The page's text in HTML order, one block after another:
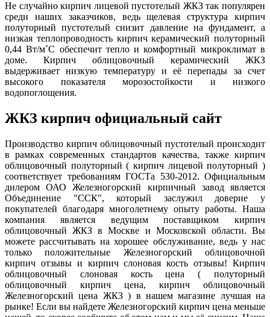
Не случайно кирпич лицевой пустотелый ЖКЗ так популярен
среди наших заказчиков, ведь щелевая структура кирпич
полуторный пустотелый снизит давление на фундамент, а
низкая теплопроводность кирпич керамический полуторный
0,44 Вт/м˚С обеспечит тепло и комфортный микроклимат в
доме. Кирпич облицовочный керамический ЖКЗ
выдерживает низкую температуру и её перепады за счет
высокого показателя морозостойкости и низкого
водопоглощения.
ЖКЗ кирпич официальный сайт
Производство кирпич облицовочный пустотелый происходит
в рамках современных стандартов качества, также кирпич
облицовочный полуторный ( кирпич лицевой полуторный )
соответствует требованиям ГОСТа 530-2012. Официальным
дилером ОАО Железногорский кирпичный завод является
Объединение "ССК", который заслужил доверие у
покупателей благодаря многолетнему опыту работы. Наша
компания является ведущим поставщиком кирпич
облицовочный ЖКЗ в Москве и Московской области. Вы
можете рассчитывать на хорошее обслуживание, ведь у нас
только положительные Железногорский облицовочной
кирпич отзывы и кирпич слоновая кость отзывы! Кирпич
облицовочный слоновая кость цена ( полуторный
облицовочный кирпич цена, кирпич облицовочный
Железногорский цена ЖКЗ ) в нашем магазине лучшая на
рынке! Если вы найдете Железногорский кирпич цена меньше